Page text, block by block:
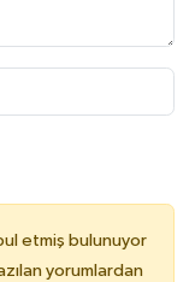
etmiş bulunuyor
yorumlardan